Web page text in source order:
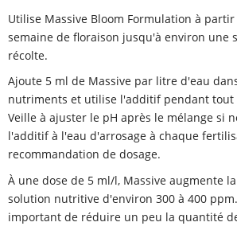
Utilise Massive Bloom Formulation à
semaine de floraison jusqu'à environ une
récolte.
Ajoute 5 ml de Massive par litre d'eau
nutriments et utilise l'additif pendant tout
Veille à ajuster le pH après le mélange si
l'additif à l'eau d'arrosage à chaque
recommandation de dosage.
À une dose de 5 ml/l, Massive augmente
solution nutritive d'environ 300 à 400
important de réduire un peu la quantité